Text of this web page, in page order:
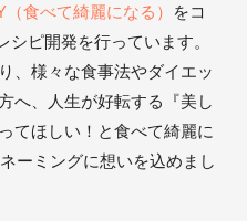
食べて綺麗になる） をコ
ピ開発を行っています。
、様々な食事法やダイエッ
へ、人生が好転する『美し
てほしい！と食べて綺麗に
ーミングに想いを込めまし